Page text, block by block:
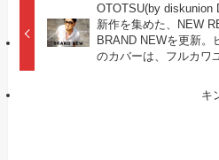
OTOTSU(by diskunion
新作を集めた、NEW
BRAND NEWを更新。
のカバーは、フルカワ
キ